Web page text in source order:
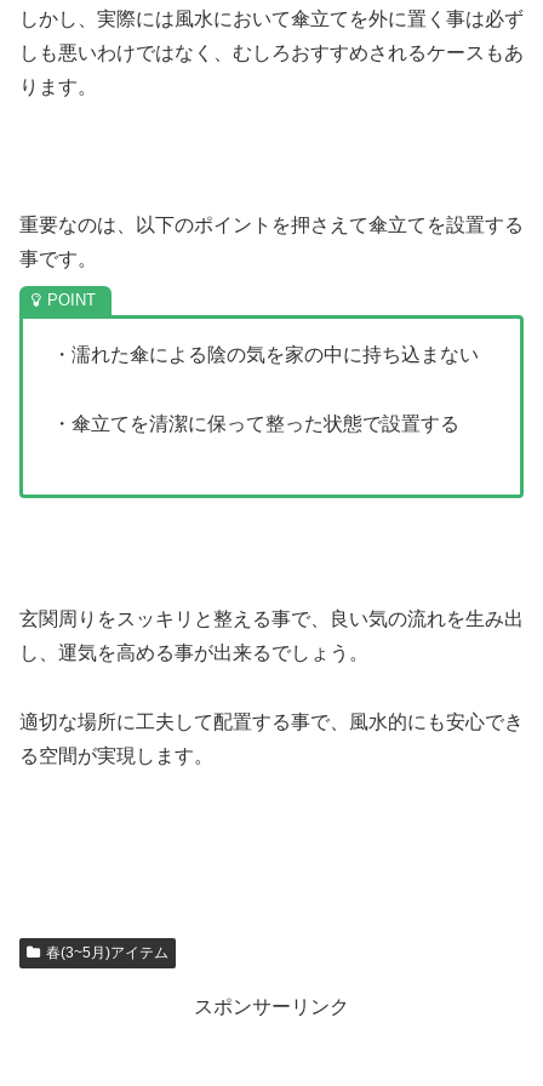
しかし、実際には風水において傘立てを外に置く事は必ず
しも悪いわけではなく、むしろおすすめされるケースもあ
ります。
重要なのは、以下のポイントを押さえて傘立てを設置する
事です。
・濡れた傘による陰の気を家の中に持ち込まない
・傘立てを清潔に保って整った状態で設置する
玄関周りをスッキリと整える事で、良い気の流れを生み出
し、運気を高める事が出来るでしょう。
適切な場所に工夫して配置する事で、風水的にも安心でき
る空間が実現します。
春(3~5月)アイテム
スポンサーリンク